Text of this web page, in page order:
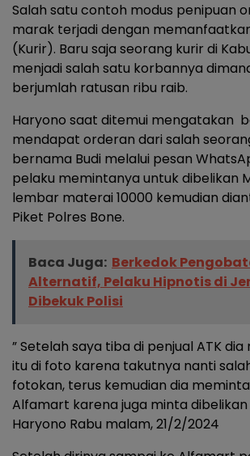
Salah satu contoh modus penipuan
marak terjadi dengan
(Kurir). Baru saja seorang kurir di
menjadi salah satu korbannya
berjumlah ratusan ribu raib.
Haryono saat ditemui mengatakan
mendapat orderan dari salah
bernama Budi melalui pesan
pelaku memintanya untuk dibelikan
lembar materai 10000 kemudian
Piket Polres Bone.
Baca Juga: Berkedok
Alternatif, Pelaku Hipnotis di
Dibekuk Polisi
” Setelah saya tiba di penjual ATK
itu di foto karena takutnya nanti
fotokan, terus kemudian dia
Alfamart karena juga minta dibelikan
Haryono Rabu malam, 21/2/2024